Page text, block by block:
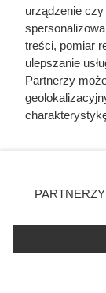
liczby
razem
jako
urządzenie
treści, pomiar
ulepszanie
Partnerzy
zmienić/
znajdujący
użytkownika,
przetwarzaniu.
PARTNERZY